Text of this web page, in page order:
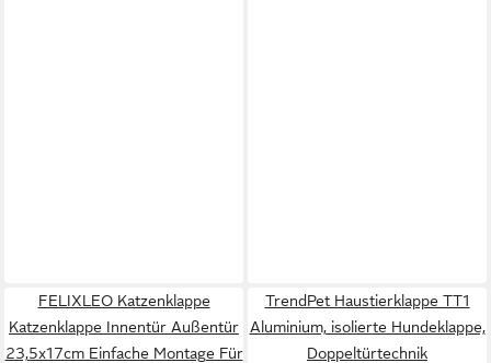
FELIXLEO Katzenklappe
Katzenklappe Innentür Außentür
23,5x17cm Einfache Montage Für
TrendPet Haustierklappe TT1
Aluminium, isolierte Hundeklappe,
Doppeltürtechnik